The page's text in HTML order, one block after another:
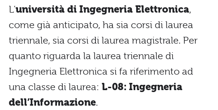
L’università di Ingegneria Elettronica,
come già anticipato, ha sia corsi di laurea
triennale, sia corsi di laurea magistrale. Per
quanto riguarda la laurea triennale di
Ingegneria Elettronica si fa riferimento ad
una classe di laurea: L-08: Ingegneria
dell’Informazione.